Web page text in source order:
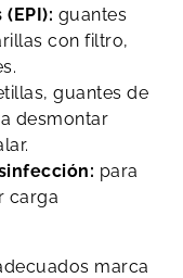
guantes
con filtro,
guantes de
desmontar
para
carga
marca